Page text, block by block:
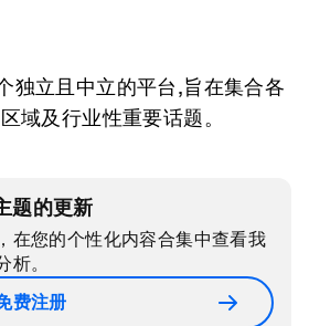
独立且中立的平台,旨在集合各
域及行业性重要话题。
题的更新
在您的个性化内容合集中查看我
析。
费注册